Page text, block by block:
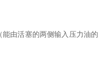
能由活塞的两侧输入压力油的